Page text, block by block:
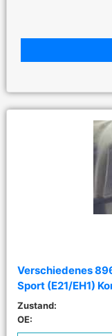
Verschiedenes
Sport (E21/EH1)
Zustand:
OE: